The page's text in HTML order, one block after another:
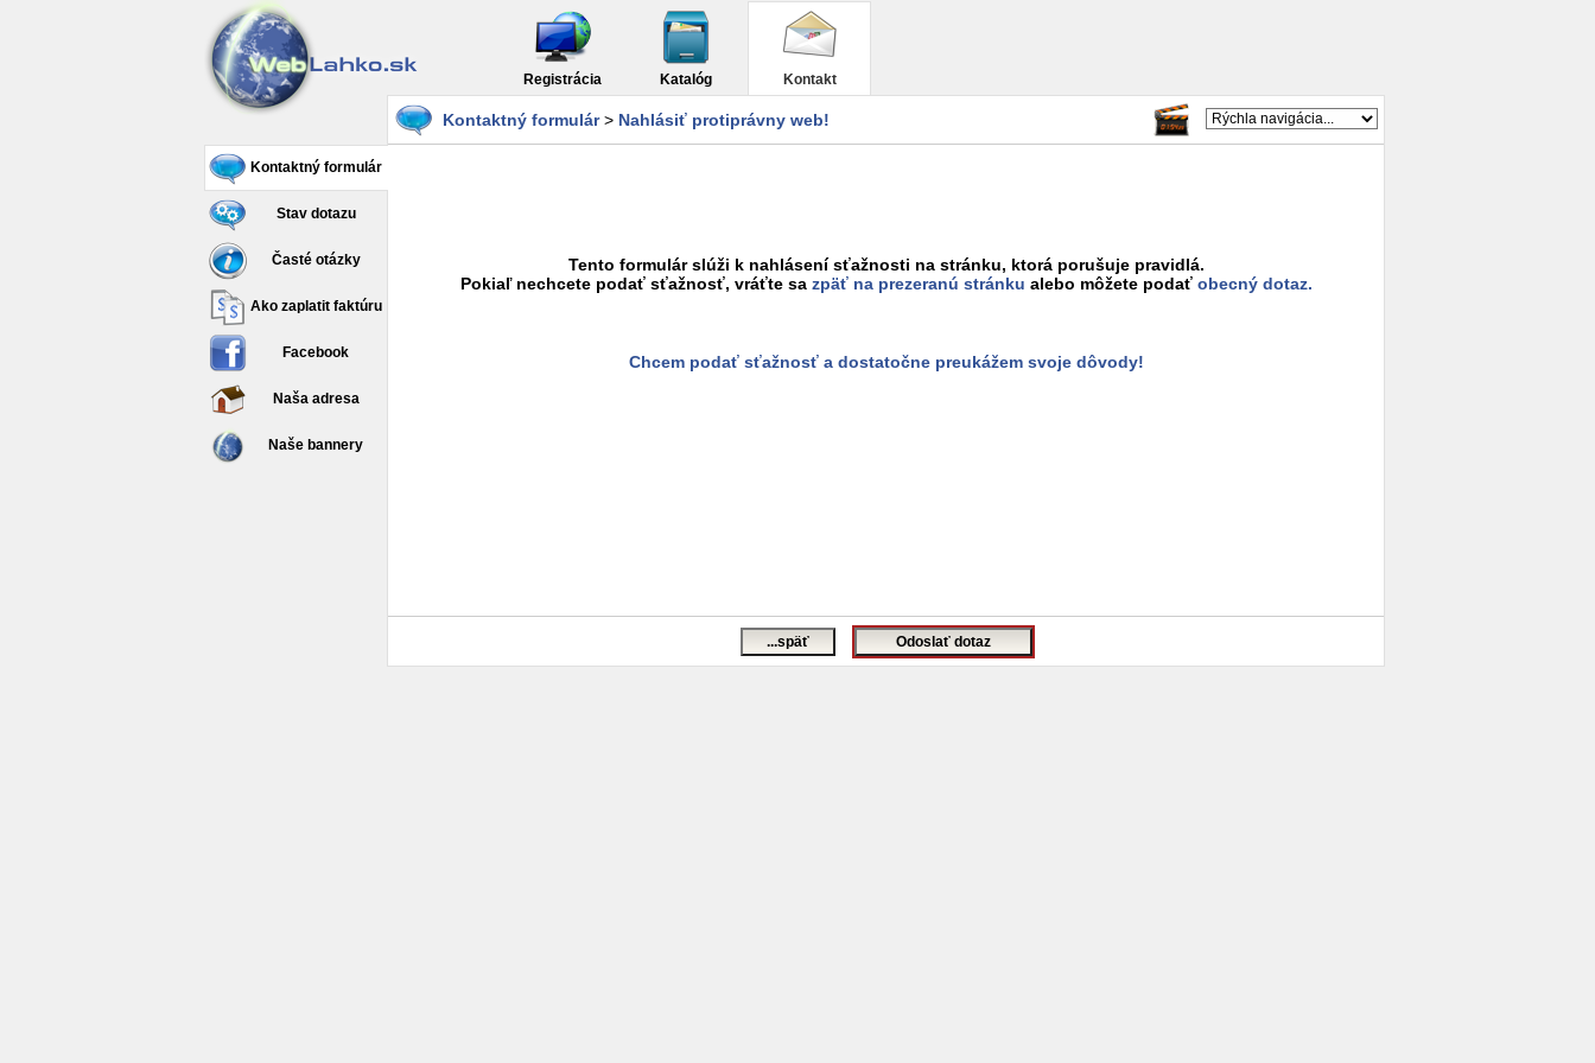
Registrácia Katalóg Kontakt
Kontaktný formulár
Stav dotazu
Časté otázky
Ako zaplatit faktúru
Facebook
Naša adresa
Naše bannery
Kontaktný formulár> Nahlásiť protiprávny web!
Tento formulár slúži k nahlásení sťažnosti na stránku, ktorá porušuje pravidlá.
Pokiaľ nechcete podať sťažnosť, vráťte sa zpäť na prezeranú stránku alebo môžete podať obecný dotaz.
Chcem podať sťažnosť a dostatočne preukážem svoje dôvody!